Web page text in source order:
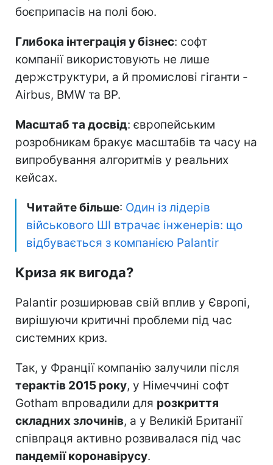
боєприпасів на полі бою.
Глибока інтеграція у бізнес: софт
компанії використовують не лише
держструктури, а й промислові гіганти -
Airbus, BMW та BP.
Масштаб та досвід: європейським
розробникам бракує масштабів та часу на
випробування алгоритмів у реальних
кейсах.
Читайте більше: Один із лідерів
військового ШІ втрачає інженерів: що
відбувається з компанією Palantir
Криза як вигода?
Palantir розширював свій вплив у Європі,
вирішуючи критичні проблеми під час
системних криз.
Так, у Франції компанію залучили після
терактів 2015 року, у Німеччині софт
Gotham впровадили для розкриття
складних злочинів, а у Великій Британії
співпраця активно розвивалася під час
пандемії коронавірусу.